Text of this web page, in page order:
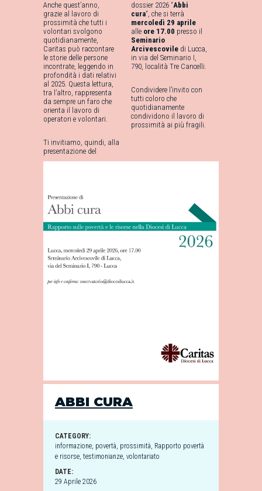
Anche quest’anno,
grazie al lavoro di
prossimità che tutti i
volontari svolgono
quotidianamente,
Caritas può raccontare
le storie delle persone
incontrate, leggendo in
profondità i dati relativi
al 2025. Questa lettura,
tra l’altro, rappresenta
da sempre un faro che
orienta il lavoro di
operatori e volontari.
Ti invitiamo, quindi, alla
presentazione del
dossier 2026 “Abbi
cura“, che si terrà
mercoledì 29 aprile
alle ore 17.00 presso il
Seminario
Arcivescovile di Lucca,
in via del Seminario I,
790, località Tre Cancelli.
Condividere l’invito con
tutti coloro che
quotidianamente
condividono il lavoro di
prossimità ai più fragili.
ABBI CURA
CATEGORY:
informazione, povertà, prossimità, Rapporto povertà
e risorse, testimonianze, volontariato
DATE:
29 Aprile 2026